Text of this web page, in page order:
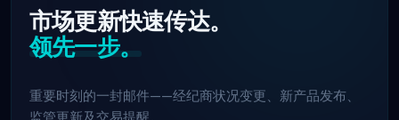
市场更新快速传达。
领先一步。
重要时刻的一封邮件——经纪商状况变更、新产品发布、
监管更新及交易提醒。